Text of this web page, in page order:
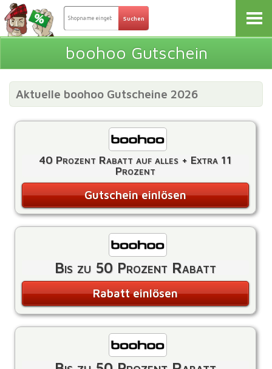
boohoo Gutschein
Aktuelle boohoo Gutscheine 2026
40 Prozent Rabatt auf alles + Extra 11
Prozent
Gutschein einlösen
Bis zu 50 Prozent Rabatt
Rabatt einlösen